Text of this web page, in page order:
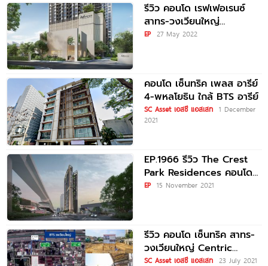
รีวิว คอนโด เรฟเฟอเรนซ์
สาทร-วงเวียนใหญ่
Reference Sathorn-
EP 27 May 2022
คอนโด เซ็นทริค เพลส อารีย์
4-พหลโยธิน ใกล้ BTS อารีย์
SC Asset เอสซี แอสเสท 1 December
2021
EP.1966 รีวิว The Crest
Park Residences คอนโด
ใหม่ หนึ่งเดียวบนทำเล
EP 15 November 2021
รีวิว คอนโด เซ็นทริค สาทร-
วงเวียนใหญ่ Centric
Sathorn-Wongwienyai
SC Asset เอสซี แอสเสท 23 July 2021